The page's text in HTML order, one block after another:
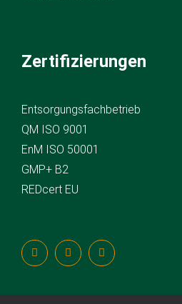
Zertifizierungen
Entsorgungsfachbetrieb
QM ISO 9001
EnM ISO 50001
GMP+ B2
REDcert EU